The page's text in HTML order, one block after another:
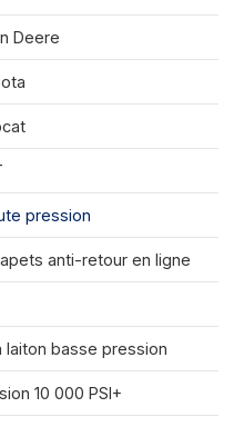
Deere
pression
anti-retour en ligne
basse pression
10 000 PSI+